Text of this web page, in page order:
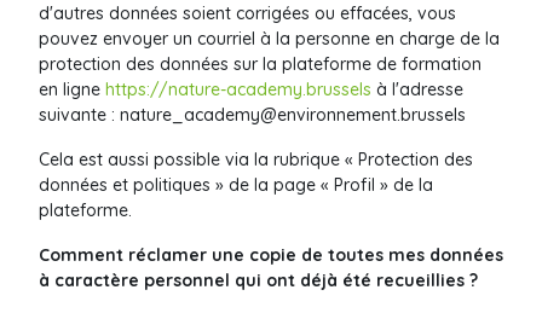
d'autres données soient corrigées ou effacées, vous
pouvez envoyer un courriel à la personne en charge de la
protection des données sur la plateforme de formation
en ligne https://nature-academy.brussels à l'adresse
suivante : nature_academy@environnement.brussels
Cela est aussi possible via la rubrique « Protection des
données et politiques » de la page « Profil » de la
plateforme.
Comment réclamer une copie de toutes mes données
à caractère personnel qui ont déjà été recueillies ?